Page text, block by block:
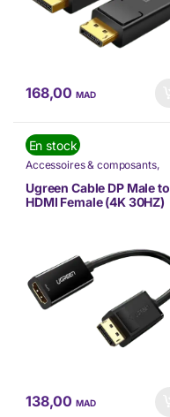
168,00MAD
En stock
Accessoires & composants,
Accessoires Mobilité
Câbles
Informatique,Nos Marques ,
TÉLÉPHONIE,Ugreen
Ugreen Cable DP Male to
HDMI Female (4K 30HZ)
138,00MAD